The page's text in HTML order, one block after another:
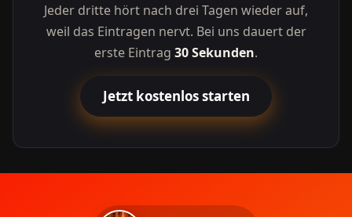
Jeder dritte hört nach drei Tagen wieder auf,
weil das Eintragen nervt. Bei uns dauert der
erste Eintrag 30 Sekunden.
Jetzt kostenlos starten